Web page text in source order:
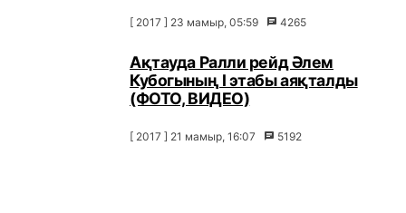
[ 2017 ] 23 мамыр, 05:59 4265
Ақтауда Ралли рейд Әлем
Кубогының I этабы аяқталды
(ФОТО, ВИДЕО)
[ 2017 ] 21 мамыр, 16:07 5192